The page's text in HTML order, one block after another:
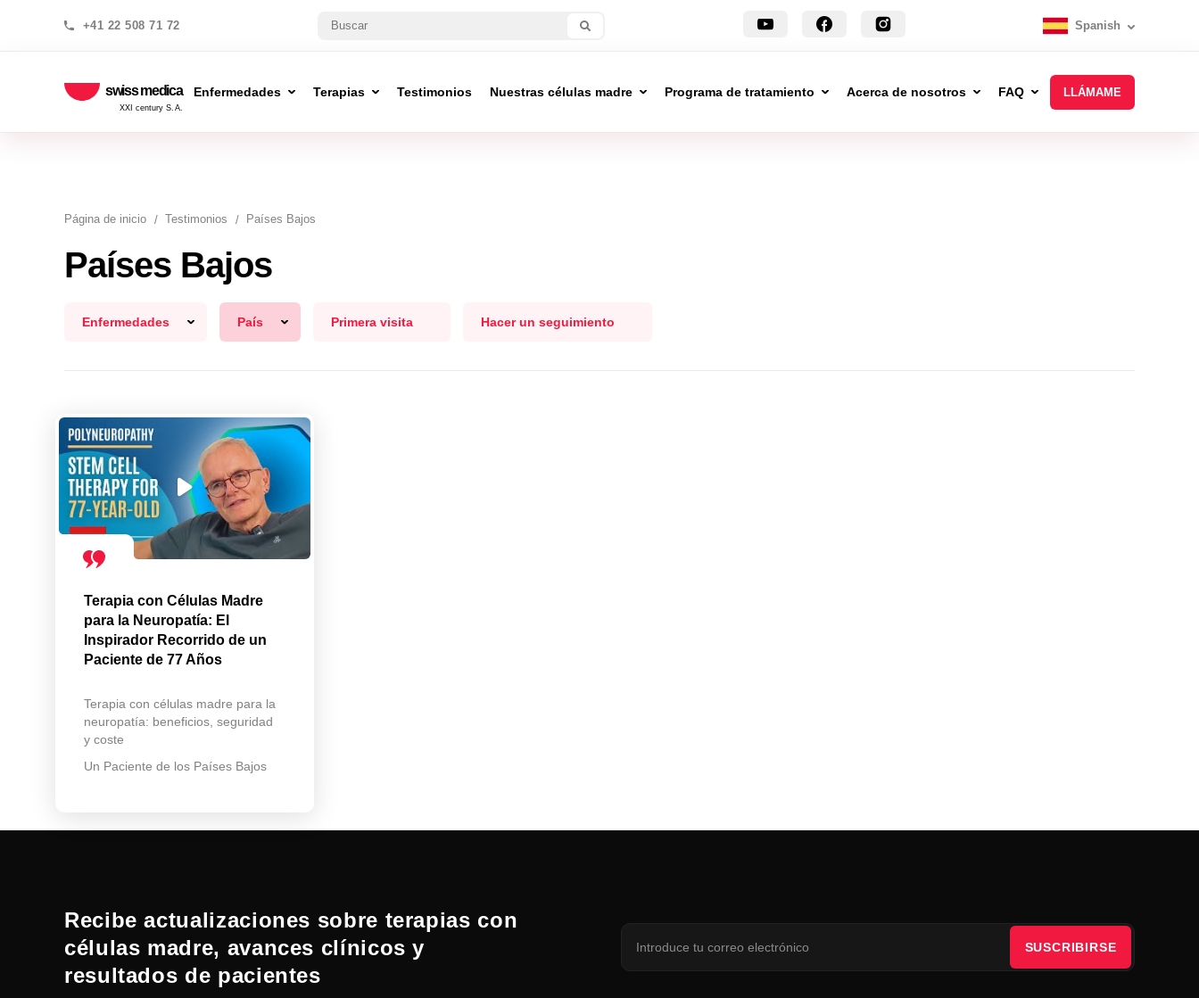
+41 22 508 71 72 Spanish
swiss medica
XXI century S.A.
Enfermedades Terapias Testimonios Nuestras células madre Programa de tratamiento Acerca de nosotros FAQ LLÁMAME
Página de inicio Testimonios Países Bajos
Países Bajos
Enfermedades País Primera visita Hacer un seguimiento
Terapia con Células Madre
para la Neuropatía: El
Inspirador Recorrido de un
Paciente de 77 Años
Terapia con células madre para la
neuropatía: beneficios, seguridad
y coste
Un Paciente de los Países Bajos
Recibe actualizaciones sobre terapias con
células madre, avances clínicos y
resultados de pacientes
SUSCRIBIRSE